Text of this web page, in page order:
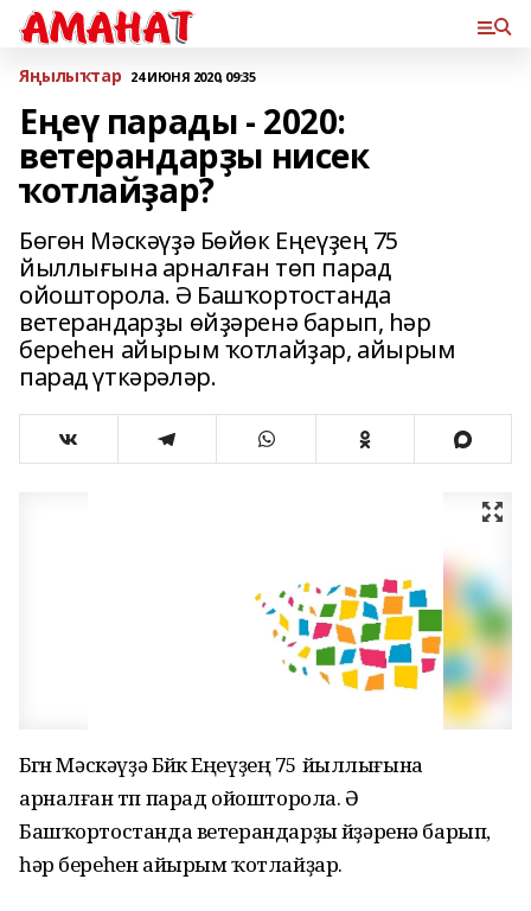
Яңылыҡтар 24 ИЮНЯ 2020, 09:35
Еңеү парады - 2020:
ветерандарҙы нисек
ҡотлайҙар?
Бөгөн Мәскәүҙә Бөйөк Еңеүҙең 75
йыллығына арналған төп парад
ойошторола. Ә Башҡортостанда
ветерандарҙы өйҙәренә барып, һәр
береһен айырым ҡотлайҙар, айырым
парад үткәрәләр.
Бөгөн Мәскәүҙә Бөйөк Еңеүҙең 75 йыллығына
арналған төп парад ойошторола. Ә
Башҡортостанда ветерандарҙы өйҙәренә барып,
һәр береһен айырым ҡотлайҙар.